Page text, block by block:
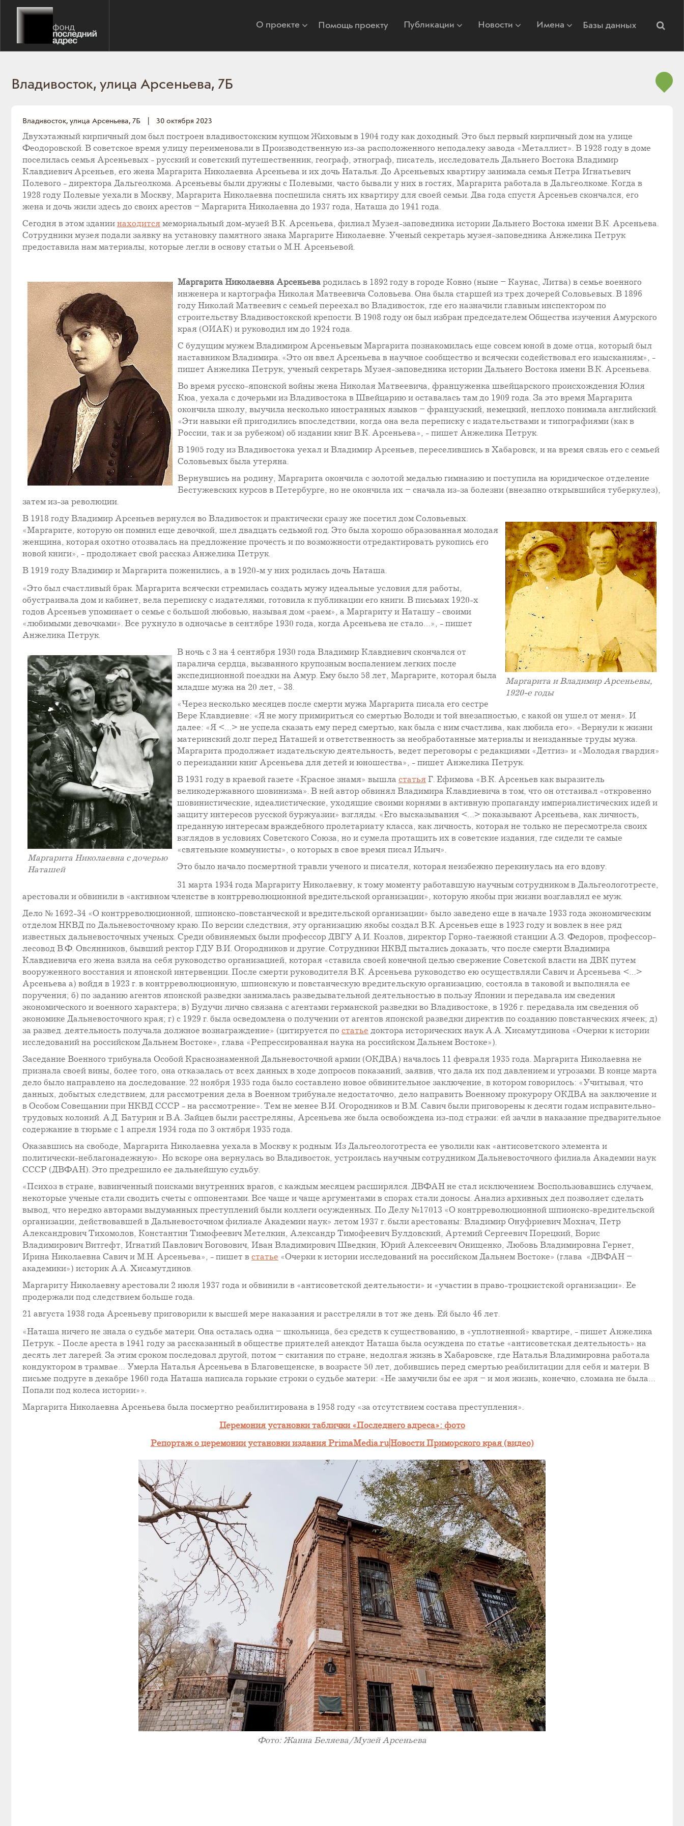
О проекте Помощь проекту Публикации Новости Имена Базы данных
Владивосток, улица Арсеньева, 7Б
Владивосток, улица Арсеньева, 7Б
30 октября 2023
Двухэтажный кирпичный дом был построен владивостокским купцом Жиховым в 1904 году как доходный. Это был первый кирпичный дом на улице
Феодоровской. В советское время улицу переименовали в Производственную из-за расположенного неподалеку завода «Металлист». В 1928 году в доме
поселилась семья Арсеньевых - русский и советский путешественник, географ, этнограф, писатель, исследователь Дальнего Востока Владимир
Клавдиевич Арсеньев, его жена Маргарита Николаевна Арсеньева и их дочь Наталья. До Арсеньевых квартиру занимала семья Петра Игнатьевич
Полевого - директора Дальгеолкома. Арсеньевы были дружны с Полевыми, часто бывали у них в гостях, Маргарита работала в Дальгеолкоме. Когда в
1928 году Полевые уехали в Москву, Маргарита Николаевна поспешила снять их квартиру для своей семьи. Два года спустя Арсеньев скончался, его
жена и дочь жили здесь до своих арестов – Маргарита Николаевна до 1937 года, Наташа до 1941 года.
Сегодня в этом здании находится мемориальный дом-музей В.К. Арсеньева, филиал Музея-заповедника истории Дальнего Востока имени В.К. Арсеньева.
Сотрудники музея подали заявку на установку памятного знака Маргарите Николаевне. Ученый секретарь музея-заповедника Анжелика Петрук
предоставила нам материалы, которые легли в основу статьи о М.Н. Арсеньевой.
Маргарита Николаевна Арсеньева родилась в 1892 году в городе Ковно (ныне – Каунас, Литва) в семье военного
инженера и картографа Николая Матвеевича Соловьева. Она была старшей из трех дочерей Соловьевых. В 1896
году Николай Матвеевич с семьей переехал во Владивосток, где его назначили главным инспектором по
строительству Владивостокской крепости. В 1908 году он был избран председателем Общества изучения Амурского
края (ОИАК) и руководил им до 1924 года.
С будущим мужем Владимиром Арсеньевым Маргарита познакомилась еще совсем юной в доме отца, который был
наставником Владимира. «Это он ввел Арсеньева в научное сообщество и всячески содействовал его изысканиям», -
пишет Анжелика Петрук, ученый секретарь Музея-заповедника истории Дальнего Востока имени В.К. Арсеньева.
Во время русско-японской войны жена Николая Матвеевича, француженка швейцарского происхождения Юлия
Кюа, уехала с дочерьми из Владивостока в Швейцарию и оставалась там до 1909 года. За это время Маргарита
окончила школу, выучила несколько иностранных языков – французский, немецкий, неплохо понимала английский.
«Эти навыки ей пригодились впоследствии, когда она вела переписку с издательствами и типографиями (как в
России, так и за рубежом) об издании книг В.К. Арсеньева», - пишет Анжелика Петрук.
В 1905 году из Владивостока уехал и Владимир Арсеньев, переселившись в Хабаровск, и на время связь его с семьей
Соловьевых была утеряна.
Вернувшись на родину, Маргарита окончила с золотой медалью гимназию и поступила на юридическое отделение
Бестужевских курсов в Петербурге, но не окончила их – сначала из-за болезни (внезапно открывшийся туберкулез),
затем из-за революции.
Маргарита и Владимир Арсеньевы,
1920-е годы
В 1918 году Владимир Арсеньев вернулся во Владивосток и практически сразу же посетил дом Соловьевых.
«Маргарите, которую он помнил еще девочкой, шел двадцать седьмой год. Это была хорошо образованная молодая
женщина, которая охотно отозвалась на предложение прочесть и по возможности отредактировать рукопись его
новой книги», - продолжает свой рассказ Анжелика Петрук.
В 1919 году Владимир и Маргарита поженились, а в 1920-м у них родилась дочь Наташа.
«Это был счастливый брак. Маргарита всячески стремилась создать мужу идеальные условия для работы,
обустраивала дом и кабинет, вела переписку с издателями, готовила к публикации его книги. В письмах 1920-х
годов Арсеньев упоминает о семье с большой любовью, называя дом «раем», а Маргариту и Наташу - своими
«любимыми девочками». Все рухнуло в одночасье в сентябре 1930 года, когда Арсеньева не стало…», - пишет
Анжелика Петрук.
Маргарита Николаевна с дочерью
Наташей
В ночь с 3 на 4 сентября 1930 года Владимир Клавдиевич скончался от
паралича сердца, вызванного крупозным воспалением легких после
экспедиционной поездки на Амур. Ему было 58 лет, Маргарите, которая была
младше мужа на 20 лет, - 38.
«Через несколько месяцев после смерти мужа Маргарита писала его сестре
Вере Клавдиевне: «Я не могу примириться со смертью Володи и той внезапностью, с какой он ушел от меня». И
далее: «Я <…> не успела сказать ему перед смертью, как была с ним счастлива, как любила его». «Вернули к жизни
материнский долг перед Наташей и ответственность за необработанные материалы и неизданные труды мужа.
Маргарита продолжает издательскую деятельность, ведет переговоры с редакциями «Детгиз» и «Молодая гвардия»
о переиздании книг Арсеньева для детей и юношества», - пишет Анжелика Петрук.
В 1931 году в краевой газете «Красное знамя» вышла статья Г. Ефимова «В.К. Арсеньев как выразитель
великодержавного шовинизма». В ней автор обвинял Владимира Клавдиевича в том, что он отстаивал «откровенно
шовинистические, идеалистические, уходящие своими корнями в активную пропаганду империалистических идей и
защиту интересов русской буржуазии» взгляды. «Его высказывания <…> показывают Арсеньева, как личность,
преданную интересам враждебного пролетариату класса, как личность, которая не только не пересмотрела своих
взглядов в условиях Советского Союза, но и сумела протащить их в советские издания, где сидели те самые
«святенькие коммунисты», о которых в свое время писал Ильич».
Это было начало посмертной травли ученого и писателя, которая неизбежно перекинулась на его вдову.
31 марта 1934 года Маргариту Николаевну, к тому моменту работавшую научным сотрудником в Дальгеологотресте,
арестовали и обвинили в «активном членстве в контрреволюционной вредительской организации», которую якобы при жизни возглавлял ее муж.
Дело № 1692-34 «О контрреволюционной, шпионско-повстанческой и вредительской организации» было заведено еще в начале 1933 года экономическим
отделом НКВД по Дальневосточному краю. По версии следствия, эту организацию якобы создал В.К. Арсеньев еще в 1923 году и вовлек в нее ряд
известных дальневосточных ученых. Среди обвиняемых были профессор ДВГУ А.И. Козлов, директор Горно-таежной станции А.З. Федоров, профессор-
лесовод В.Ф. Овсянников, бывший ректор ГДУ В.И. Огородников и другие. Сотрудники НКВД пытались доказать, что после смерти Владимира
Клавдиевича его жена взяла на себя руководство организацией, которая «ставила своей конечной целью свержение Советской власти на ДВК путем
вооруженного восстания и японской интервенции. После смерти руководителя В.К. Арсеньева руководство ею осуществляли Савич и Арсеньева <…>
Арсеньева а) войдя в 1923 г. в контрреволюционную, шпионскую и повстанческую вредительскую организацию, состояла в таковой и выполняла ее
поручения; б) по заданию агентов японской разведки занималась разведывательной деятельностью в пользу Японии и передавала им сведения
экономического и военного характера; в) Будучи лично связана с агентами германской разведки во Владивостоке, в 1926 г. передавала им сведения об
экономике Дальневосточного края; г) с 1929 г. была осведомлена о получении от агентов японской разведки директив по созданию повстанческих ячеек; д)
за развед. деятельность получала должное вознаграждение» (цитируется по статье доктора исторических наук А.А. Хисамутдинова «Очерки к истории
исследований на российском Дальнем Востоке», глава «Репрессированная наука на российском Дальнем Востоке»).
Заседание Военного трибунала Особой Краснознаменной Дальневосточной армии (ОКДВА) началось 11 февраля 1935 года. Маргарита Николаевна не
признала своей вины, более того, она отказалась от всех данных в ходе допросов показаний, заявив, что дала их под давлением и угрозами. В конце марта
дело было направлено на доследование. 22 ноября 1935 года было составлено новое обвинительное заключение, в котором говорилось: «Учитывая, что
данных, добытых следствием, для рассмотрения дела в Военном трибунале недостаточно, дело направить Военному прокурору ОКДВА на заключение и
в Особом Совещании при НКВД СССР - на рассмотрение». Тем не менее В.И. Огородников и В.М. Савич были приговорены к десяти годам исправительно-
трудовых колоний. А.Д. Батурин и В.А. Зайцев были расстреляны, Арсеньева же была освобождена из-под стражи: ей зачли в наказание предварительное
содержание в тюрьме с 1 апреля 1934 года по 3 октября 1935 года.
Оказавшись на свободе, Маргарита Николаевна уехала в Москву к родным. Из Дальгеологотреста ее уволили как «антисоветского элемента и
политически-неблагонадежную». Но вскоре она вернулась во Владивосток, устроилась научным сотрудником Дальневосточного филиала Академии наук
СССР (ДВФАН). Это предрешило ее дальнейшую судьбу.
«Психоз в стране, взвинченный поисками внутренних врагов, с каждым месяцем расширялся. ДВФАН не стал исключением. Воспользовавшись случаем,
некоторые ученые стали сводить счеты с оппонентами. Все чаще и чаще аргументами в спорах стали доносы. Анализ архивных дел позволяет сделать
вывод, что нередко авторами выдуманных преступлений были коллеги осужденных. По Делу №17013 «О контрреволюционной шпионско-вредительской
организации, действовавшей в Дальневосточном филиале Академии наук» летом 1937 г. были арестованы: Владимир Онуфриевич Мохнач, Петр
Александрович Тихомолов, Константин Тимофеевич Метелкин, Александр Тимофеевич Булдовский, Артемий Сергеевич Порецкий, Борис
Владимирович Витгефт, Игнатий Павлович Боговович, Иван Владимирович Шведкин, Юрий Алексеевич Онищенко, Любовь Владимировна Гернет,
Ирина Николаевна Савич и М.Н. Арсеньева», - пишет в статье «Очерки к истории исследований на российском Дальнем Востоке» (глава «ДВФАН –
академики») историк А.А. Хисамутдинов.
Маргариту Николаевну арестовали 2 июля 1937 года и обвинили в «антисоветской деятельности» и «участии в право-троцкистской организации». Ее
продержали под следствием больше года.
21 августа 1938 года Арсеньеву приговорили к высшей мере наказания и расстреляли в тот же день. Ей было 46 лет.
«Наташа ничего не знала о судьбе матери. Она осталась одна – школьница, без средств к существованию, в «уплотненной» квартире, - пишет Анжелика
Петрук. - После ареста в 1941 году за рассказанный в обществе приятелей анекдот Наташа была осуждена по статье «антисоветская деятельность» на
десять лет лагерей. За этим сроком последовал другой, потом – скитания по стране, недолгая жизнь в Хабаровске, где Наталья Владимировна работала
кондуктором в трамвае… Умерла Наталья Арсеньева в Благовещенске, в возрасте 50 лет, добившись перед смертью реабилитации для себя и матери. В
письме подруге в декабре 1960 года Наташа написала горькие строки о судьбе матери: «Не замучили бы ее зря – и моя жизнь, конечно, сломана не была…
Попали под колеса истории»».
Маргарита Николаевна Арсеньева была посмертно реабилитирована в 1958 году «за отсутствием состава преступления».
Церемония установки таблички «Последнего адреса»: фото
Репортаж о церемонии установки издания PrimaMedia.ru|Новости Приморского края (видео)
Фото: Жанна Беляева/Музей Арсеньева